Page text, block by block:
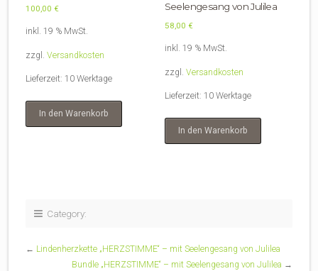
100,00 €
inkl. 19 % MwSt.
zzgl. Versandkosten
Lieferzeit: 10 Werktage
In den Warenkorb
Seelengesang von Julilea
58,00 €
inkl. 19 % MwSt.
zzgl. Versandkosten
Lieferzeit: 10 Werktage
In den Warenkorb
Category:
← Lindenherzkette „HERZSTIMME“ – mit Seelengesang von Julilea
Bundle „HERZSTIMME“ – mit Seelengesang von Julilea →